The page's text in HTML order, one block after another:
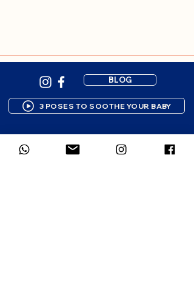
BLOG
3 POSES TO SOOTHE YOUR BABY
Newsletter subscription